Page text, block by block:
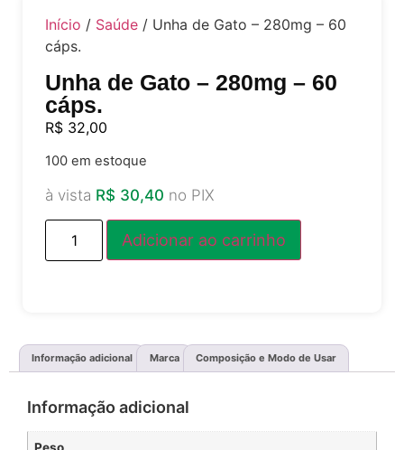
Início / Saúde / Unha de Gato – 280mg – 60
cáps.
Unha de Gato – 280mg – 60
cáps.
R$ 32,00
100 em estoque
à vista R$ 30,40 no PIX
Adicionar ao carrinho
Informação adicional Marca Composição e Modo de Usar
Informação adicional
Peso